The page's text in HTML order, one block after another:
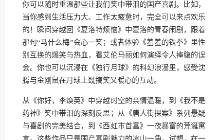
你可以随时重温那些让我们笑中带泪的国产喜剧。比如，
当你感到生活压力大、工作太疲惫时，完全可以来点欢乐
的！瞬间穿越回《夏洛特烦恼》中夏洛的青春闹剧，跟着
那句“马什么梅”会心一笑；或者体验《羞羞的铁拳》里性
别互换的爆笑与热血，看艾伦马丽如何演绎令人捧腹的误
会。你也可以沉浸在《独行月球》的科幻浪漫里，感受沈
腾与金刚鼠在月球上既搞笑又暖心的互动。
从《你好，李焕英》中穿越时空的亲情温暖，到《我不是
药神》笑中带泪的深刻反思；从《唐人街探案》系列悬疑
与喜剧的完美结合，到《西虹市首富》一夜暴富的荒诞寓